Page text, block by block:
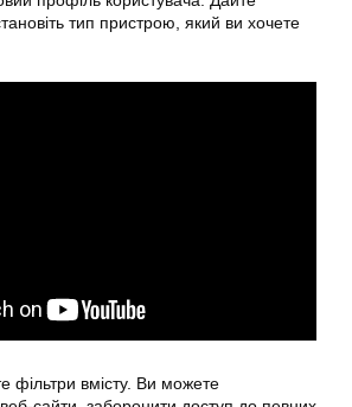
тип пристрою, який ви хочете
фільтри вмісту. Ви можете